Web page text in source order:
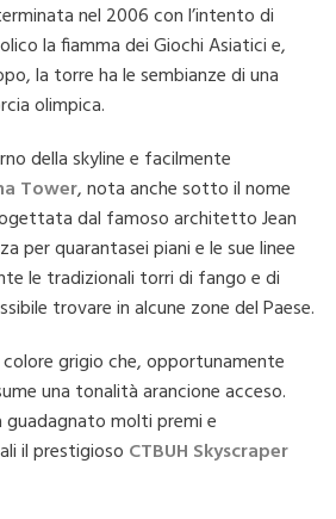
nel 2006 con l’intento di
la fiamma dei Giochi Asiatici e,
la torre ha le sembianze di una
olimpica.
della skyline e facilmente
Tower, nota anche sotto il nome
dal famoso architetto Jean
per quarantasei piani e le sue linee
le tradizionali torri di fango e di
trovare in alcune zone del Paese.
grigio che, opportunamente
una tonalità arancione acceso.
molti premi e
il prestigioso CTBUH Skyscraper